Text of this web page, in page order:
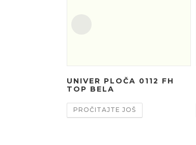
UNIVER PLOČA 0112 FH
TOP BELA
PROČITAJTE JOŠ